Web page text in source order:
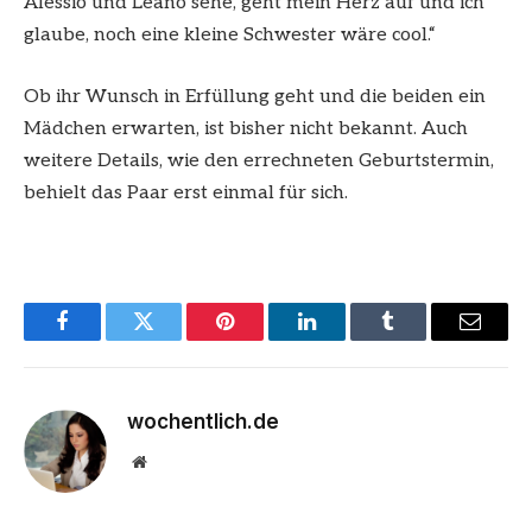
glaube, noch eine kleine Schwester wäre cool.“
Ob ihr Wunsch in Erfüllung geht und die beiden ein
Mädchen erwarten, ist bisher nicht bekannt. Auch
weitere Details, wie den errechneten Geburtstermin,
behielt das Paar erst einmal für sich.
FacebookTwitter Pinterest LinkedInTumblr Email
wochentlich.de
Website